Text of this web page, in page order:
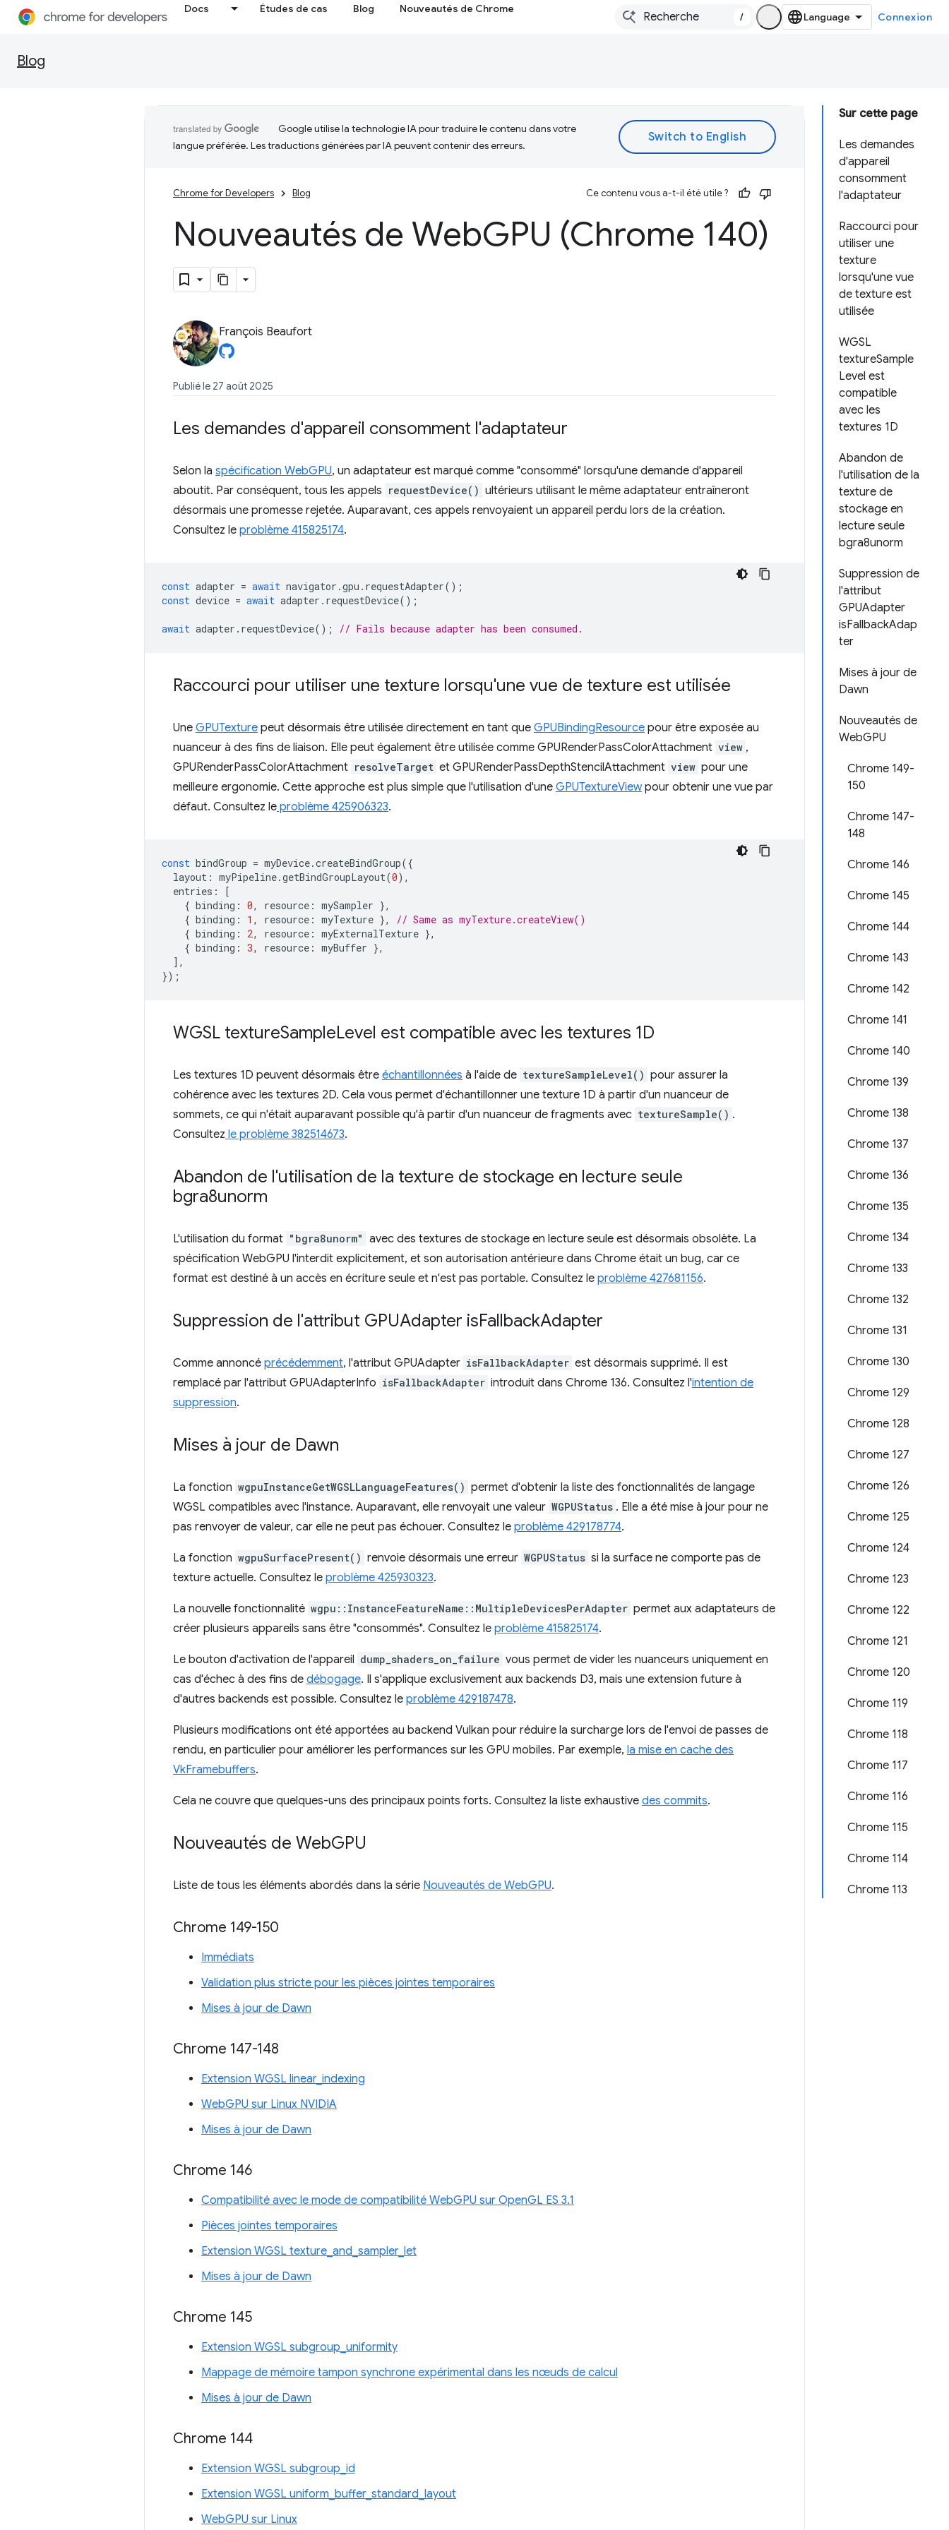
Docs Études de cas Blog Nouveautés de Chrome
/ Connexion
Blog
Sur cette page
Les demandes
d'appareil
consomment
l'adaptateur
Raccourci pour
utiliser une
texture
lorsqu'une vue
de texture est
utilisée
WGSL
textureSample
Level est
compatible
avec les
textures 1D
Abandon de
l'utilisation de la
texture de
stockage en
lecture seule
bgra8unorm
Suppression de
l'attribut
GPUAdapter
isFallbackAdap
ter
Mises à jour de
Dawn
Nouveautés de
WebGPU
Chrome 149-
150
Chrome 147-
148
Chrome 146
Chrome 145
Chrome 144
Chrome 143
Chrome 142
Chrome 141
Chrome 140
Chrome 139
Chrome 138
Chrome 137
Chrome 136
Chrome 135
Chrome 134
Chrome 133
Chrome 132
Chrome 131
Chrome 130
Chrome 129
Chrome 128
Chrome 127
Chrome 126
Chrome 125
Chrome 124
Chrome 123
Chrome 122
Chrome 121
Chrome 120
Chrome 119
Chrome 118
Chrome 117
Chrome 116
Chrome 115
Chrome 114
Chrome 113
Google utilise la technologie IA pour traduire le contenu dans votre
langue préférée. Les traductions générées par IA peuvent contenir des erreurs.
Chrome for Developers Blog Ce contenu vous a-t-il été utile ?
Nouveautés de WebGPU (Chrome 140)
François Beaufort
Publié le 27 août 2025
Les demandes d'appareil consomment l'adaptateur
Selon la spécification WebGPU, un adaptateur est marqué comme "consommé" lorsqu'une demande d'appareil
aboutit. Par conséquent, tous les appels requestDevice() ultérieurs utilisant le même adaptateur entraîneront
désormais une promesse rejetée. Auparavant, ces appels renvoyaient un appareil perdu lors de la création.
Consultez le problème 415825174.
const adapter = await navigator .gpu . requestAdapter();
const device = await adapter . requestDevice();
await adapter . requestDevice(); // Fails because adapter has been consumed.
Raccourci pour utiliser une texture lorsqu'une vue de texture est utilisée
Une GPUTexture peut désormais être utilisée directement en tant que GPUBindingResource pour être exposée au
nuanceur à des fins de liaison. Elle peut également être utilisée comme GPURenderPassColorAttachment view ,
GPURenderPassColorAttachment resolveTarget et GPURenderPassDepthStencilAttachment view pour une
meilleure ergonomie. Cette approche est plus simple que l'utilisation d'une GPUTextureViewpour obtenir une vue par
défaut. Consultez le problème 425906323.
const bindGroup = myDevice.createBindGroup({
layout : myPipeline.getBindGroupLayout(0),
entries :
[
{ binding : 0, resource : mySampler },
{ binding : 1 , resource : myTexture },
// Same as myTexture.createView()
{ binding : 2, resource : myExternalTexture },
{ binding : 3, resource : myBuffer },
],
});
WGSL textureSampleLevel est compatible avec les textures 1D
Les textures 1D peuvent désormais être échantillonnées à l'aide de textureSampleLevel() pour assurer la
cohérence avec les textures 2D. Cela vous permet d'échantillonner une texture 1D à partir d'un nuanceur de
sommets, ce qui n'était auparavant possible qu'à partir d'un nuanceur de fragments avec textureSample() .
Consultez le problème 382514673.
Abandon de l'utilisation de la texture de stockage en lecture seule
bgra8unorm
L'utilisation du format "bgra8unorm" avec des textures de stockage en lecture seule est désormais obsolète. La
spécification WebGPU l'interdit explicitement, et son autorisation antérieure dans Chrome était un bug, car ce
format est destiné à un accès en écriture seule et n'est pas portable. Consultez le problème 427681156.
Suppression de l'attribut GPUAdapter isFallbackAdapter
Comme annoncé précédemment, l'attribut GPUAdapter isFallbackAdapter est désormais supprimé. Il est
remplacé par l'attribut GPUAdapterInfo isFallbackAdapter introduit dans Chrome 136. Consultez l'intention de
suppression.
Mises à jour de Dawn
La fonction wgpuInstanceGetWGSLLanguageFeatures() permet d'obtenir la liste des fonctionnalités de langage
WGSL compatibles avec l'instance. Auparavant, elle renvoyait une valeur WGPUStatus . Elle a été mise à jour pour ne
pas renvoyer de valeur, car elle ne peut pas échouer. Consultez le problème 429178774.
La fonction wgpuSurfacePresent() renvoie désormais une erreur WGPUStatus si la surface ne comporte pas de
texture actuelle. Consultez le problème 425930323.
La nouvelle fonctionnalité wgpu::InstanceFeatureName::MultipleDevicesPerAdapter permet aux adaptateurs de
créer plusieurs appareils sans être "consommés". Consultez le problème 415825174.
Le bouton d'activation de l'appareil dump_shaders_on_failure vous permet de vider les nuanceurs uniquement en
cas d'échec à des fins de débogage. Il s'applique exclusivement aux backends D3, mais une extension future à
d'autres backends est possible. Consultez le problème 429187478.
Plusieurs modifications ont été apportées au backend Vulkan pour réduire la surcharge lors de l'envoi de passes de
rendu, en particulier pour améliorer les performances sur les GPU mobiles. Par exemple, la mise en cache des
VkFramebuffers.
Cela ne couvre que quelques-uns des principaux points forts. Consultez la liste exhaustive des commits.
Nouveautés de WebGPU
Liste de tous les éléments abordés dans la série Nouveautés de WebGPU.
Chrome 149-150
Immédiats
Validation plus stricte pour les pièces jointes temporaires
Mises à jour de Dawn
Chrome 147-148
Extension WGSL linear_indexing
WebGPU sur Linux NVIDIA
Mises à jour de Dawn
Chrome 146
Compatibilité avec le mode de compatibilité WebGPU sur OpenGL ES 3.1
Pièces jointes temporaires
Extension WGSL texture_and_sampler_let
Mises à jour de Dawn
Chrome 145
Extension WGSL subgroup_uniformity
Mappage de mémoire tampon synchrone expérimental dans les nœuds de calcul
Mises à jour de Dawn
Chrome 144
Extension WGSL subgroup_id
Extension WGSL uniform_buffer_standard_layout
WebGPU sur Linux